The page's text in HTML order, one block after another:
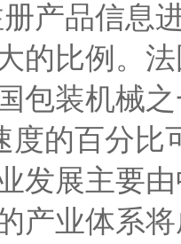
产品信息
的比例。
包装机械
度的百分
发展主要
产业体系